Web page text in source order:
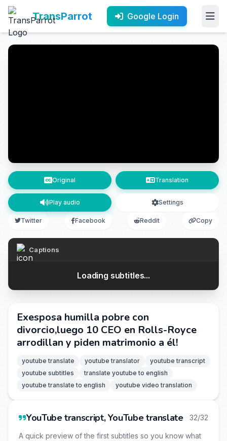
TransParrot Google Login
Original Translation
Play audio Settings
Twitter Facebook Reddit Copy
Captions
Loading subtitles...
Exesposa humilla pobre con
divorcio,luego 10 CEO en Rolls-Royce
arrodillan y piden matrimonio a él!
youtube translate youtube translator
youtube transcript
youtube subtitles
translate youtube to english
youtube translate to english
youtube video translation
YouTube transcript, YouTube translate 32/32
A quick preview of the first subtitles so you know what